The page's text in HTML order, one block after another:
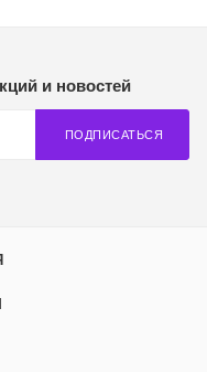
и новостей
ПОДПИСАТЬСЯ